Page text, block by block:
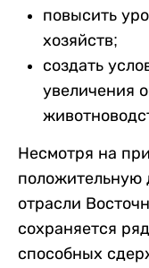
повысить
хозяйств;
создать
увеличения
Несмотря на
положительную
отрасли
сохраняется
способных